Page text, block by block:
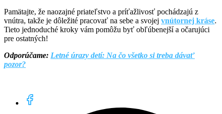
Pamätajte, že naozajné priateľstvo a príťažlivosť pochádzajú z
vnútra, takže je dôležité pracovať na sebe a svojej vnútornej kráse.
Tieto jednoduché kroky vám pomôžu byť obľúbenejší a očarujúci
pre ostatných!
Odporúčame: Letné úrazy detí: Na čo všetko si treba dávať
pozor?